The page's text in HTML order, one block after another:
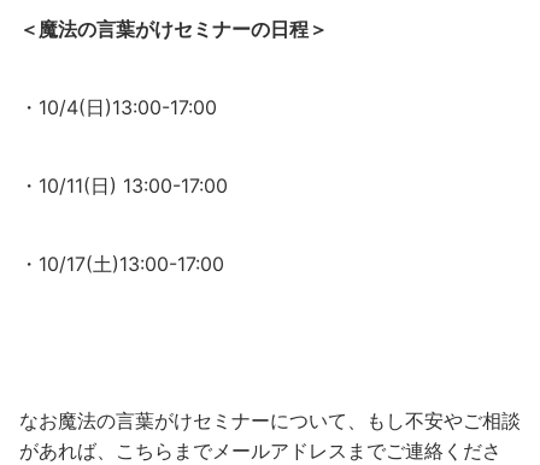
＜魔法の言葉がけセミナーの日程＞
・10/4(日)13:00-17:00
・10/11(日) 13:00-17:00
・10/17(土)13:00-17:00
なお魔法の言葉がけセミナーについて、もし不安やご相談
があれば、こちらまでメールアドレスまでご連絡くださ